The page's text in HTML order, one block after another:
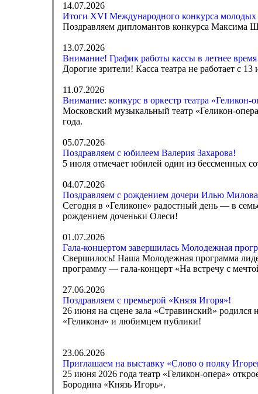
14.07.2026
Итоги XVI Международного конкурса
Поздравляем дипломантов конкурса Максима
13.07.2026
Внимание! График работы кассы в летнее
Дорогие зрители! Касса театра не работает с
11.07.2026
Внимание: конкурс в оркестр театра «Геликон-
Московский музыкальный театр «Геликон-
года.
05.07.2026
Поздравляем с юбилеем Валерия Захарова!
5 июля отмечает юбилей один из бессменных
04.07.2026
Поздравляем с рождением дочери Илью
Сегодня в «Геликоне» радостный день — в
рождением доченьки Олеси!
01.07.2026
Гала-концертом завершилась Молодежная
Свершилось! Наша Молодежная программа
программу — гала-концерт «На встречу с
27.06.2026
Поздравляем с премьерой «Князя Игоря»!
26 июня на сцене зала «Стравинский»
«Геликона» и любимцем публики!
23.06.2026
Приглашаем на выставку «Слово о полку
25 июня 2026 года театр «Геликон-опера»
Бородина «Князь Игорь».